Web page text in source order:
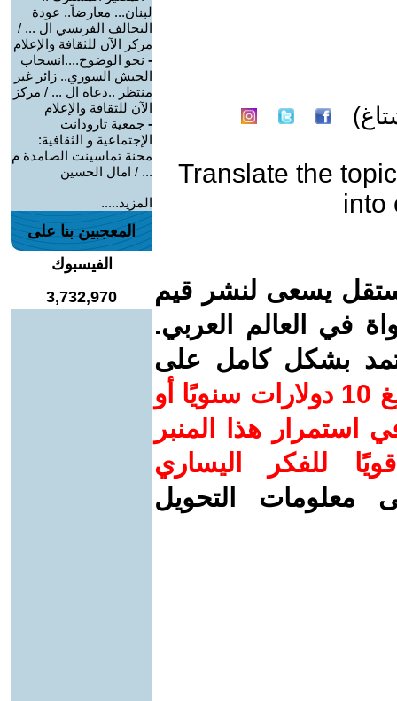
Translate the topic
into
يسعى لنشر قيم
في العالم العربي.
بشكل كامل على
ساهم/ي معنا! بدعمكم بمبلغ 10 دولارات سنويًا أو
استمرار هذا المنبر
للفكر اليساري
معلومات التحويل
لبنان... معارضاً.. عودة
التحالف الفرنسي ال ... /
مركز الآن للثقافة والإعلام
- نحو الوضوح....انسحاب
الجيش السوري.. زائر غير
منتظر ..دعاة ال ... / مركز
الآن للثقافة والإعلام
- جمعية تارودانت
الإجتماعية و الثقافية:
محنة تماسينت الصامدة م
... / امال الحسين
المزيد.....
المعجبين بنا على
الفيسبوك
3,732,970